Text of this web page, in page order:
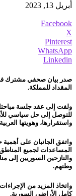
أبريل 13, 2023
Facebook
X
Pinterest
WhatsApp
Linkedin
صدر بيان صحفي مشترك في
المقداد للمملكة.
ولفت إلى عقد جلسة
للتوصل إلى حل سياسي
واستقرارها، وهويتها
واتفق الجانبان على أهمية
المساعدات لجميع
والنازحين السوريين إلى
وطنهم.
واتخاذ المزيد من
كامل الأراضي السورية.